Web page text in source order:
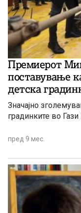
Премиерот
поставување
детска
Значајно зголемување на опфатот
градинките во Гази
пред 9 мес.